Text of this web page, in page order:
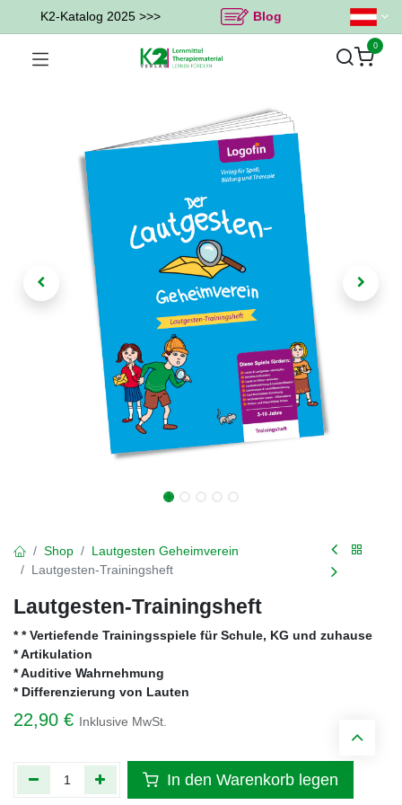
K2-Katalog 2025 >>> Blog
0
Shop
Lautgesten Geheimverein
Lautgesten-Trainingsheft
Lautgesten-Trainingsheft
* * Vertiefende Trainingsspiele für Schule, KG und zuhause
* Artikulation
* Auditive Wahrnehmung
* Differenzierung von Lauten
22,90 € Inklusive MwSt.
In den Warenkorb legen